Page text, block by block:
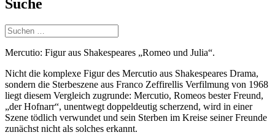
Suche
Suchen
nach:
Mercutio: Figur aus Shakespeares „Romeo und Julia“.
Nicht die komplexe Figur des Mercutio aus Shakespeares Drama,
sondern die Sterbeszene aus Franco Zeffirellis Verfilmung von 1968
liegt diesem Vergleich zugrunde: Mercutio, Romeos bester Freund,
„der Hofnarr“, unentwegt doppeldeutig scherzend, wird in einer
Szene tödlich verwundet und sein Sterben im Kreise seiner Freunde
zunächst nicht als solches erkannt.